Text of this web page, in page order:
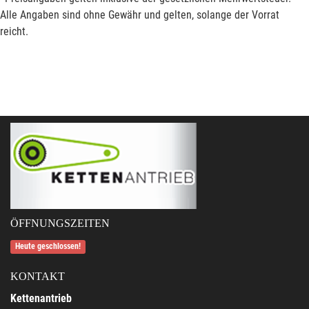
Alle Angaben sind ohne Gewähr und gelten, solange der Vorrat
reicht.
ÖFFNUNGSZEITEN
Heute geschlossen!
KONTAKT
Kettenantrieb